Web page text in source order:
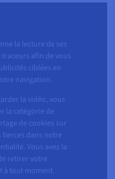
la lecture de ses
afin de vous
ciblées en
navigation.
la vidéo, vous
la catégorie de
de cookies sur
dans notre
Vous avez la
retirer votre
à tout moment.